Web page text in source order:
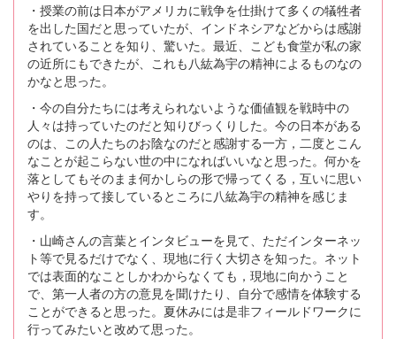
・授業の前は日本がアメリカに戦争を仕掛けて多くの犠牲者
を出した国だと思っていたが、インドネシアなどからは感謝
されていることを知り、驚いた。最近、こども食堂が私の家
の近所にもできたが、これも八紘為宇の精神によるものなの
かなと思った。
・今の自分たちには考えられないような価値観を戦時中の
人々は持っていたのだと知りびっくりした。今の日本がある
のは、この人たちのお陰なのだと感謝する一方，二度とこん
なことが起こらない世の中になればいいなと思った。何かを
落としてもそのまま何かしらの形で帰ってくる，互いに思い
やりを持って接しているところに八紘為宇の精神を感じま
す。
・山崎さんの言葉とインタビューを見て、ただインターネッ
ト等で見るだけでなく、現地に行く大切さを知った。ネット
では表面的なことしかわからなくても，現地に向かうこと
で、第一人者の方の意見を聞けたり、自分で感情を体験する
ことができると思った。夏休みには是非フィールドワークに
行ってみたいと改めて思った。